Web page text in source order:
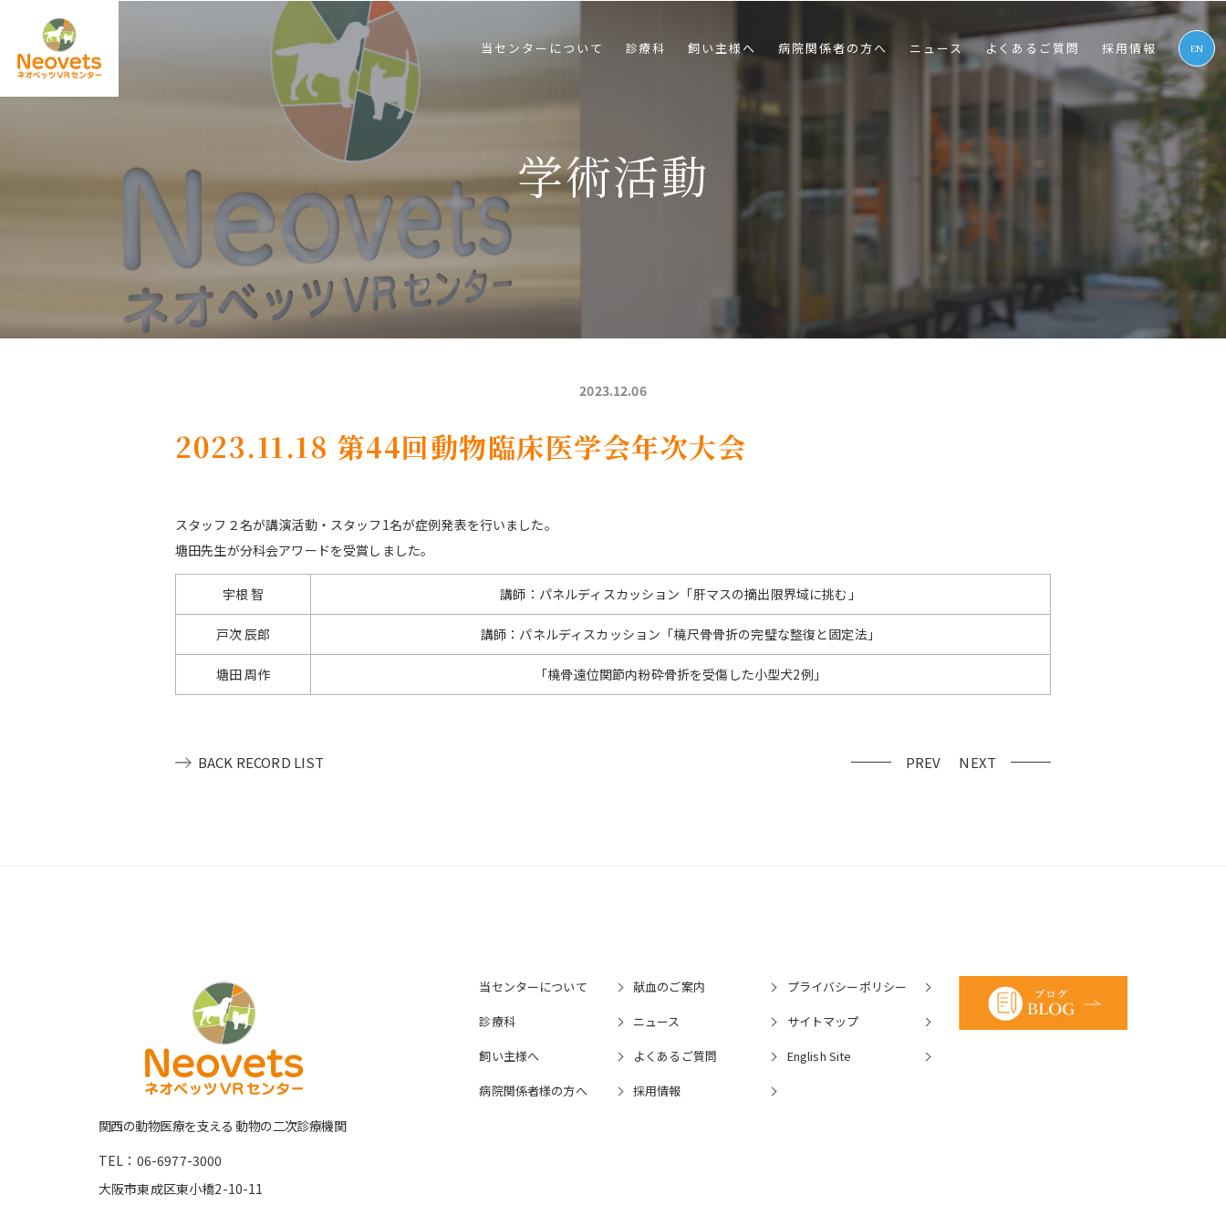
当センターについて 診療科 飼い主様へ 病院関係者の⽅へ ニュース よくあるご質問 採⽤情報 EN
学術活動
2023.12.06
2023.11.18 第44回動物臨床医学会年次大会
スタッフ２名が講演活動・スタッフ1名が症例発表を行いました。
塘田先生が分科会アワードを受賞しました。
宇根 智 講師：パネルディスカッション「肝マスの摘出限界域に挑む」
戸次 辰郎 講師：パネルディスカッション「橈尺骨骨折の完璧な整復と固定法」
塘田 周作 「橈骨遠位関節内粉砕骨折を受傷した小型犬2例」
PREV NEXT
BACK RECORD LIST
関⻄の動物医療を⽀える 動物の⼆次診療機関
TEL：06-6977-3000
大阪市東成区東小橋2-10-11
当センターについて
診療科
飼い主様へ
病院関係者様の⽅へ
献血のご案内
ニュース
よくあるご質問
採⽤情報
プライバシーポリシー
サイトマップ
English Site